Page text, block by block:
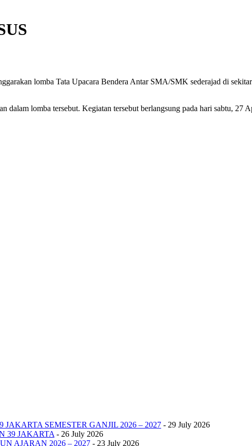
lomba Tata Upacara Bendera Antar SMA/SMK sederajad di
dalam lomba tersebut. Kegiatan tersebut berlangsung pada hari sabtu,
SEMESTER GANJIL 2026 – 2027 - 29 July 2026
39 JAKARTA - 26 July 2026
AJARAN 2026 – 2027 - 23 July 2026